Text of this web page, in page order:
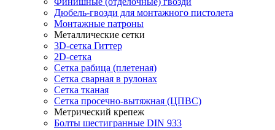
Дюбель-гвозди для монтажного пистолета
Монтажные патроны
Металлические сетки
3D-сетка Гиттер
2D-сетка
Сетка рабица (плетеная)
Сетка сварная в рулонах
Сетка тканая
Сетка просечно-вытяжная (ЦПВС)
Метрический крепеж
Болты шестигранные DIN 933